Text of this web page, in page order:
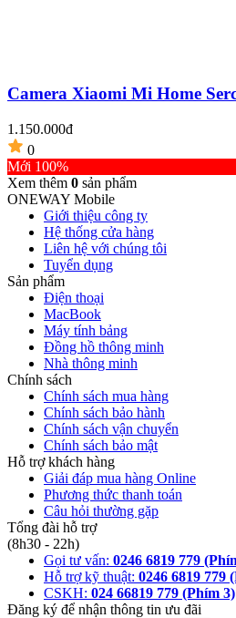
Camera Xiaomi Mi Home
1.150.000đ
0
Mới 100%
Xem thêm 0 sản phẩm
ONEWAY Mobile
Giới thiệu công ty
Hệ thống cửa hàng
Liên hệ với chúng tôi
Tuyển dụng
Sản phẩm
Điện thoại
MacBook
Máy tính bảng
Đồng hồ thông minh
Nhà thông minh
Chính sách
Chính sách mua hàng
Chính sách bảo hành
Chính sách vận chuyển
Chính sách bảo mật
Hỗ trợ khách hàng
Giải đáp mua hàng Online
Phương thức thanh toán
Câu hỏi thường gặp
Tổng đài hỗ trợ
(8h30 - 22h)
Gọi tư vấn: 0246 6819 779
Hỗ trợ kỹ thuật: 0246 6819 779
CSKH: 024 66819 779 (Phím 3)
Đăng ký để nhận thông tin ưu đãi